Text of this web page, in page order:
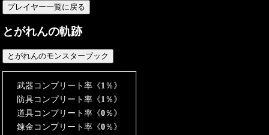
とがれんの軌跡
武器コンプリート率《1 ％》
防具コンプリート率《1 ％》
道具コンプリート率《0％》
錬金コンプリート率《0％》